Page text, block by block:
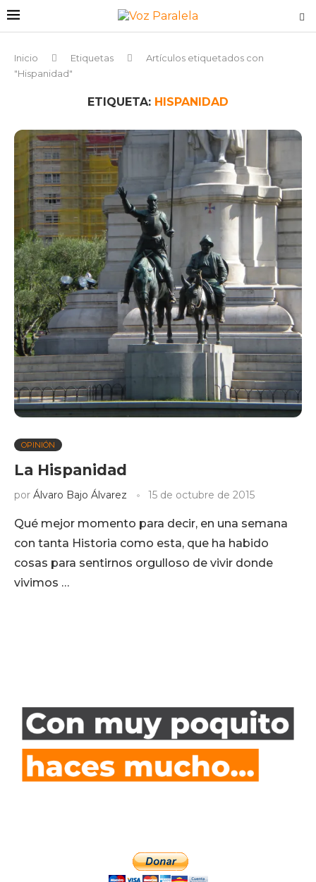
Inicio Etiquetas
Artículos etiquetados con
"Hispanidad"
ETIQUETA: HISPANIDAD
OPINIÓN
La Hispanidad
por Álvaro Bajo Álvarez 15 de octubre de 2015
Qué mejor momento para decir, en una semana
con tanta Historia como esta, que ha habido
cosas para sentirnos orgulloso de vivir donde
vivimos …